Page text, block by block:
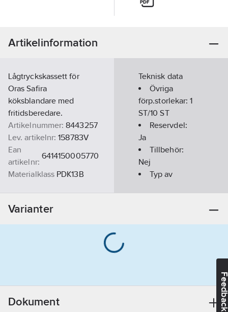
Artikelinformation
Lågtryckskassett för
Oras Safira
köksblandare med
fritidsberedare.
Artikelnummer: 8443257
Lev. artikelnr: 158783V
Ean
artikelnr:
6414150005770
Materialklass PDK13B
Teknisk data
Övriga
förp.storlekar:1
ST/10 ST
Reservdel:
Ja
Tillbehör:
Nej
Typ av
Innehåller
05-06
Varianter
Dokument